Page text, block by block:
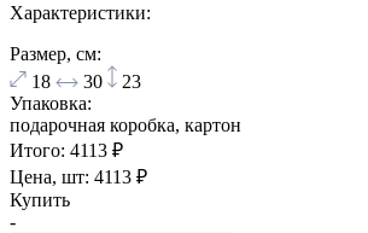
Характеристики:
Размер, см:
18
30
23
Упаковка:
подарочная коробка, картон
Итого: 4113 ₽
Цена, шт: 4113 ₽
Купить
-